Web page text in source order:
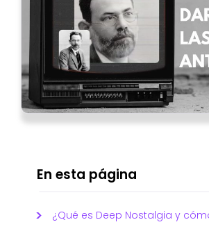
En esta página
¿Qué es Deep Nostalgia y